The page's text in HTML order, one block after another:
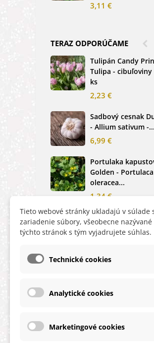
3,11 €
TERAZ ODPORÚČAME
Tulipán Candy
Tulipa - cibuľoviny
ks
2,23 €
Sadbový cesnak
- Allium sativum -...
6,99 €
Portulaka
Golden - Portulaca
oleracea...
1,34 €
Rukola siata
Eruca vesicaria -...
INFORMÁCIE
Ochrana osobných údajov
Tieto webové stránky ukladajú v súlade
zariadenie súbory, všeobecne nazývané
týchto stránok s tým vyjadrujete súhlas.
Technické cookies
Analytické cookies
Marketingové cookies